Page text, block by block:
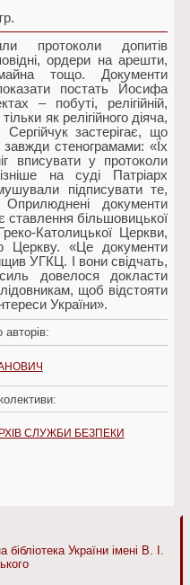
протоколи допитів
ордери на арешти,
тощо. Документи
постать Йосифа
– побуті, релігійній,
як релігійного діяча,
застерігає, що
стенограмами: «Їх
вписувати у протоколи
на суді Патріарх
підписувати те,
документи
більшовицької
Католицької Церкви,
Церкву. «Це документи
УГКЦ. І вони свідчать,
довелося докласти
щоб відстояти
України».
авторів:
СЛУЖБИ БЕЗПЕКИ
бібліотека України імені В. І.